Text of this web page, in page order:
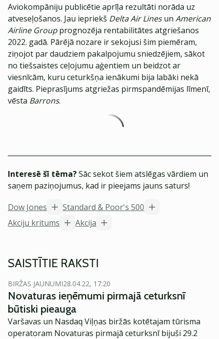
Aviokompāniju publicētie aprīļa rezultāti norāda uz
atveseļošanos. Jau iepriekš Delta Air Linesun American
Airline Groupprognozēja rentabilitātes atgriešanos
2022. gadā. Pārējā nozare ir sekojusi šim piemēram,
ziņojot par daudziem pakalpojumu sniedzējiem, sākot
no tiešsaistes ceļojumu aģentiem un beidzot ar
viesnīcām, kuru ceturkšņa ienākumi bija labāki nekā
gaidīts. Pieprasījums atgriežas pirmspandēmijas līmenī,
vēsta Barrons.
Interesē šī tēma?Sāc sekot šiem atslēgas vārdiem un
saņem paziņojumus, kad ir pieejams jauns saturs!
Dow Jones
Standard & Poor's 500
Akciju kritums
Akcija
SAISTĪTIE RAKSTI
BIRŽAS JAUNUMI28.04.22, 17:20
Novaturas ieņēmumi pirmajā ceturksnī
būtiski pieauga
Varšavas un Nasdaq Viļņas biržās kotētajam tūrisma
operatoram Novaturas pirmajā ceturksnī bijuši 29.2